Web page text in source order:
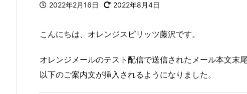
2022年2月16日 2022年8月4日
こんにちは、オレンジスピリッツ藤沢です。
オレンジメールのテスト配信で送信されたメール本文末尾
以下のご案内文が挿入されるようになりました。